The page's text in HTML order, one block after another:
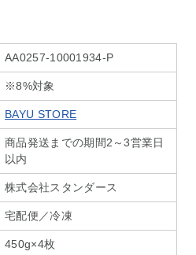
AA0257-10001934-P
※8%対象
BAYU STORE
商品発送までの期間2～3営業日
以内
株式会社スタンダース
宅配便／冷凍
450g×4枚